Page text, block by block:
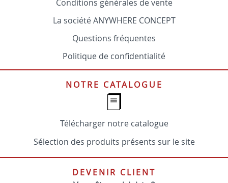
Conditions générales de vente
La société ANYWHERE CONCEPT
Questions fréquentes
Politique de confidentialité
NOTRE CATALOGUE
Télécharger notre catalogue
Sélection des produits présents sur le site
DEVENIR CLIENT